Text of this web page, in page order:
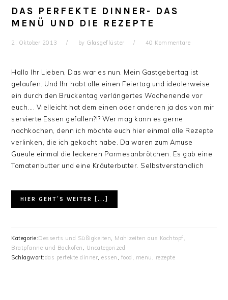
DAS PERFEKTE DINNER- DAS
MENÜ UND DIE REZEPTE
2. Oktober 2013 by Glasgeflüster 40 Kommentare
Hallo Ihr Lieben, Das war es nun. Mein Gastgebertag ist
gelaufen. Und Ihr habt alle einen Feiertag und idealerweise
ein durch den Brückentag verlängertes Wochenende vor
euch.... Vielleicht hat dem einen oder anderen ja das von mir
servierte Essen gefallen?!? Wer mag kann es gerne
nachkochen, denn ich möchte euch hier einmal alle Rezepte
verlinken, die ich gekocht habe. Da waren zum Amuse
Gueule einmal die leckeren Parmesanbrötchen. Es gab eine
Tomatenbutter und eine Kräuterbutter. Selbstverständlich
HIER GEHT´S WEITER [...]
Kategorie:Desserts und Süßigkeiten, Mahlzeiten aus Kochtopf,
Bratpfanne und Backofen , Uncategorized
Schlagwort:das perfekte dinner,essen , food , menu , rezepte